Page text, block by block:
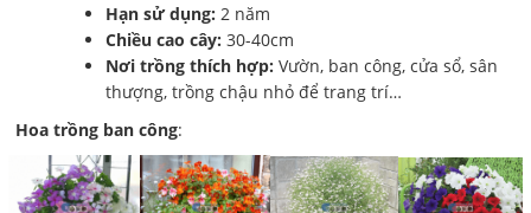
Hạn sử dụng: 2 năm
Chiều cao cây: 30-40cm
Nơi trồng thích hợp: Vườn, ban công, cửa sổ, sân
thượng, trồng chậu nhỏ để trang trí…
Hoa trồng ban công: